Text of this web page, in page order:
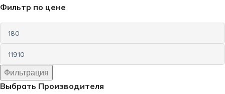
Фильтр по цене
Фильтрация
Выбрать Производителя